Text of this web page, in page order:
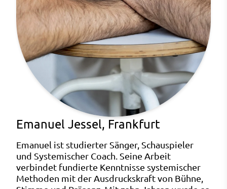
Emanuel Jessel, Frankfurt
Emanuel ist studierter Sänger, Schauspieler
und Systemischer Coach. Seine Arbeit
verbindet fundierte Kenntnisse systemischer
Methoden mit der Ausdruckskraft von Bühne,